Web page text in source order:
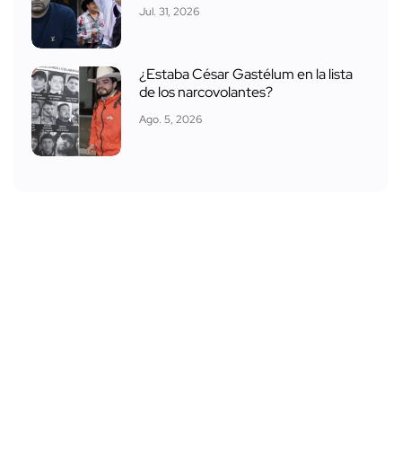
Jul. 31, 2026
¿Estaba César Gastélum en la lista
de los narcovolantes?
Ago. 5, 2026